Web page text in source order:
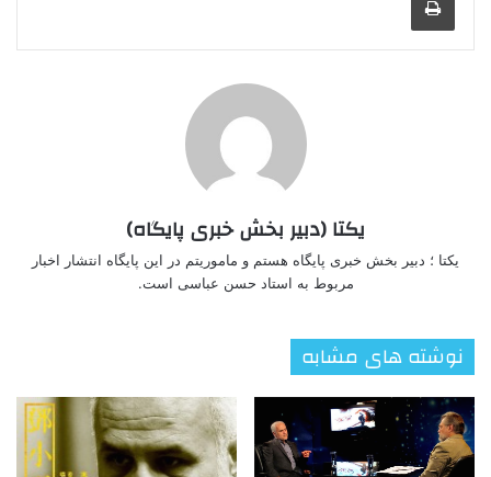
یکتا (دبیر بخش خبری پایگاه)
یکتا ؛ دبیر بخش خبری پایگاه هستم و ماموریتم در این پایگاه انتشار اخبار
مربوط به استاد حسن عباسی است.
نوشته های مشابه